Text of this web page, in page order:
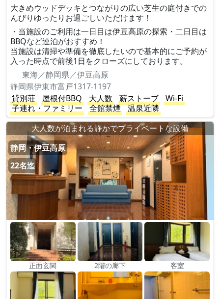
大きめウッドデッキとつながりの広い芝生の庭付きでの
んびりゆったりお過ごしいただけます！
・当施設のご利用は一日目は伊豆高原の探索・二日目は
BBQなど連泊がおすすめ！
当施設は清掃や準備を徹底したいので基本的にご予約が
入った時点で前後1日をクローズにしております。
東海／静岡県／伊豆高原
静岡県伊東市富戸1317-1197
貸別荘
屋根付BBQ 大人数 薪ストーブ
Wi-Fi
子連れ・ファミリー
全館禁煙
温泉近隣
大人数が泊まれる静かでプライベートな設備
静岡・伊豆高原
22名迄
正面玄関 2階の廊下 客室